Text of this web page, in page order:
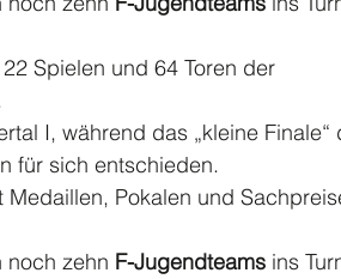
Spielen und 64 Toren der
I, während das „kleine Finale“
für sich entschieden.
Pokalen und
noch zehn F-Jugendteams ins